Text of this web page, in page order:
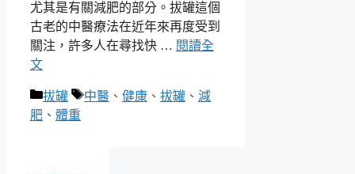
尤其是有關減肥的部分。拔罐這個
古老的中醫療法在近年來再度受到
關注，許多人在尋找快 … 閱讀全
文
分
類
拔罐
標
中醫 、 健康 、 拔罐 、 減
肥 、 體重